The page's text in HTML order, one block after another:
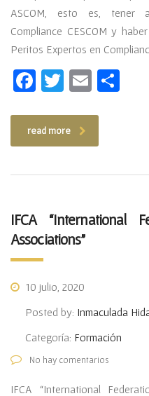
ASCOM, esto es, tener
Compliance CESCOM y
Peritos Expertos en
Facebook
TwitterEmail
read more
IFCA “International
Associations”
10 julio, 2020
Posted by: Inmaculada
Categoría: Formación
No hay comentarios
IFCA “International